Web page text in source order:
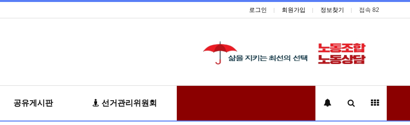
로그인 회원가입 정보찾기 접속 82
공유게시판 선거관리위원회